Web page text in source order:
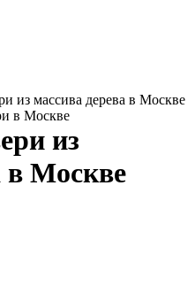
из массива дерева в Москве
из
в Москве